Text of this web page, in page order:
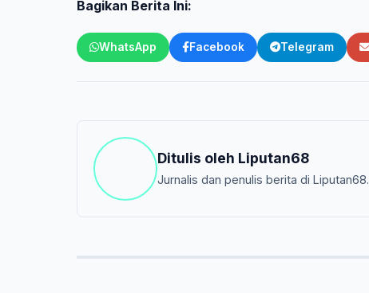
Bagikan Berita Ini:
WhatsApp Facebook Telegram
Ditulis oleh Liputan68
Jurnalis dan penulis berita di Liputan68.